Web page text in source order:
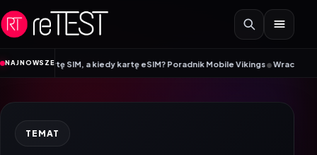
Przejdź do treści
NAJNOWSZE
SIM, a kiedy kartę eSIM? Poradnik Mobile Vikings•Wracamy do
TEMAT